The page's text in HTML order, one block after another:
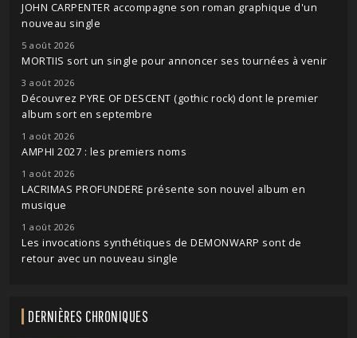
JOHN CARPENTER accompagne son roman graphique d'un
nouveau single
5 août 2026
MORTIIS sort un single pour annoncer ses tournées à venir
3 août 2026
Découvrez PYRE OF DESCENT (gothic rock) dont le premier
album sort en septembre
1 août 2026
AMPHI 2027 : les premiers noms
1 août 2026
LACRIMAS PROFUNDERE présente son nouvel album en
musique
1 août 2026
Les invocations synthétiques de DEMONWARP sont de
retour avec un nouveau single
DERNIÈRES CHRONIQUES